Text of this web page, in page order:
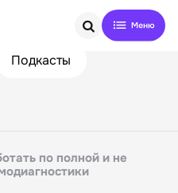
Search
Подкасты
по полной и не